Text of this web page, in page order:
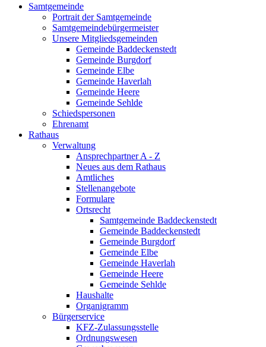
Samtgemeinde
Portrait der Samtgemeinde
Samtgemeindebürgermeister
Unsere Mitgliedsgemeinden
Gemeinde Baddeckenstedt
Gemeinde Burgdorf
Gemeinde Elbe
Gemeinde Haverlah
Gemeinde Heere
Gemeinde Sehlde
Schiedspersonen
Ehrenamt
Rathaus
Verwaltung
Ansprechpartner A - Z
Neues aus dem Rathaus
Amtliches
Stellenangebote
Formulare
Ortsrecht
Samtgemeinde Baddeckenstedt
Gemeinde Baddeckenstedt
Gemeinde Burgdorf
Gemeinde Elbe
Gemeinde Haverlah
Gemeinde Heere
Gemeinde Sehlde
Haushalte
Organigramm
Bürgerservice
KFZ-Zulassungsstelle
Ordnungswesen